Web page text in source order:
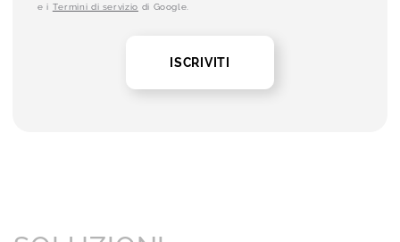
e i Termini di servizio di Google.
ISCRIVITI